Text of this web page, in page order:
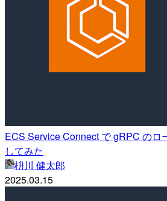
ECS Service Connect で gRPC のロ
してみた
枡川 健太郎
2025.03.15